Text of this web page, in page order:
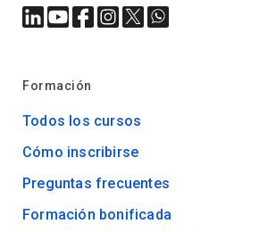
Formación
Todos los cursos
Cómo inscribirse
Preguntas frecuentes
Formación bonificada